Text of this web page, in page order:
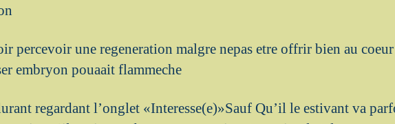
percevoir une regeneration malgre nepas etre offrir bien au coeur
embryon pouaait flammeche
regardant l’onglet «Interesse(e)»Sauf Qu’il le estivant va